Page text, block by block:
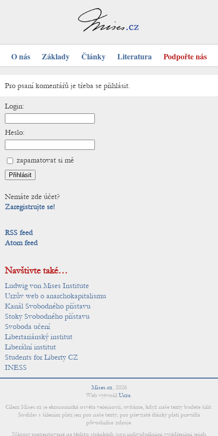
O nás Základy Články Literatura Podpořte nás
Pro psaní komentářů je třeba se přihlásit.
Login:
Heslo:
zapamatovat si mě
Nemáte zde účet?
Zaregistrujte se!
RSS feed
Atom feed
Navštivte také…
Ludwig von Mises Institute
Urzův web o anarchokapitalismu
Kanál Svobodného přístavu
Stoky Svobodného přístavu
Svoboda učení
Libertariánský institut
Liberální institut
Students for Liberty CZ
INESS
Mises.cz, 2026
Web vytvořil Urza.
Cílem Mises.cz je ekonomická osvěta veřejnosti; uvítáme, když naše texty budete šířit.
Souhlas s šířením platí jen pro naše texty; pro převzaté články platí pravidla
původního zdroje.
Názory prezentované na těchto stránkách jsou individuálními vyjádřeními jejich